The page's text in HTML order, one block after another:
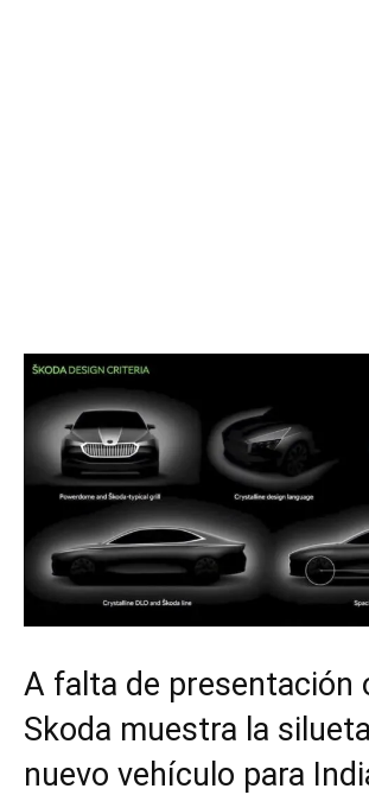
A falta de presentación
Skoda muestra la
nuevo vehículo para